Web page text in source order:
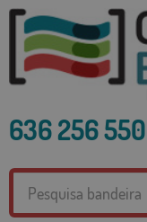
636 256 550